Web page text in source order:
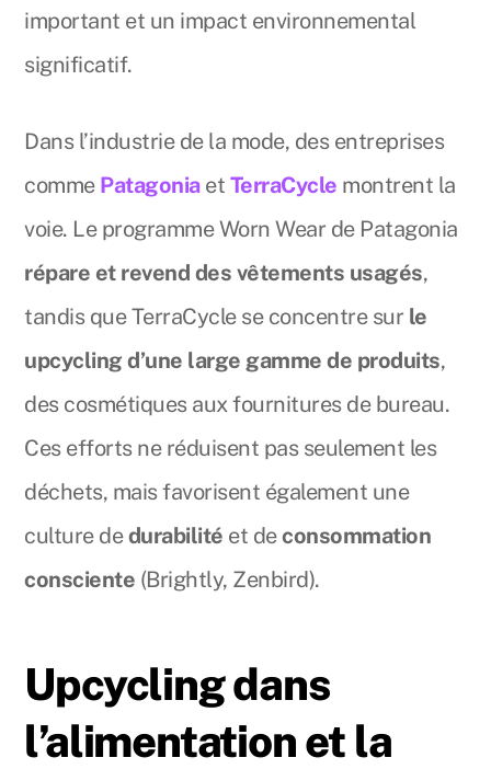
important et un impact environnemental
significatif.
Dans l’industrie de la mode, des entreprises
comme Patagoniaet TerraCycle montrent la
voie. Le programme Worn Wear de Patagonia
répare et revend des vêtements usagés,
tandis que TerraCycle se concentre sur le
upcycling d’une large gamme de produits,
des cosmétiques aux fournitures de bureau.
Ces efforts ne réduisent pas seulement les
déchets, mais favorisent également une
culture dedurabilité et deconsommation
consciente (Brightly, Zenbird).
Upcycling dans
l’alimentation et la